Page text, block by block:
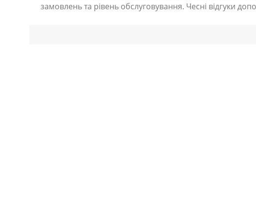
замовлень та рівень обслуговування. Чесні відгуки